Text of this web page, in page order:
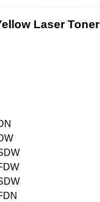
Laser Toner